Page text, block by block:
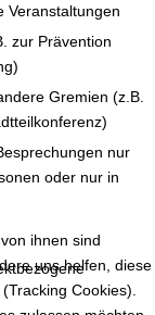
Veranstaltungen
zur Prävention
Gremien (z.B.
nur
oder nur in
ihnen sind
uns helfen, diese
Cookies).